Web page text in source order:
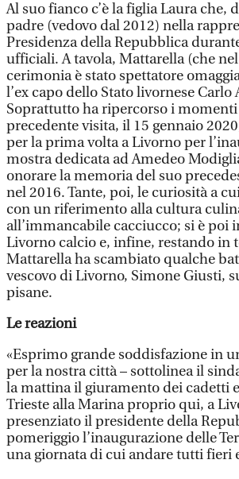
Al suo fianco c’è la figlia Laura che,
padre (vedovo dal 2012) nella
Presidenza della Repubblica
ufficiali. A tavola, Mattarella (che
cerimonia è stato spettatore
l’ex capo dello Stato livornese Carlo
Soprattutto ha ripercorso i momenti
precedente visita, il 15 gennaio
per la prima volta a Livorno per
mostra dedicata ad Amedeo
onorare la memoria del suo
nel 2016. Tante, poi, le curiosità a
con un riferimento alla cultura
all’immancabile cacciucco; si è poi
Livorno calcio e, infine, restando in
Mattarella ha scambiato qualche
vescovo di Livorno, Simone Giusti,
pisane.
Le reazioni
«Esprimo grande soddisfazione in
per la nostra città – sottolinea il
la mattina il giuramento dei cadetti
Trieste alla Marina proprio qui, a
presenziato il presidente della
pomeriggio l’inaugurazione delle
una giornata di cui andare tutti fieri